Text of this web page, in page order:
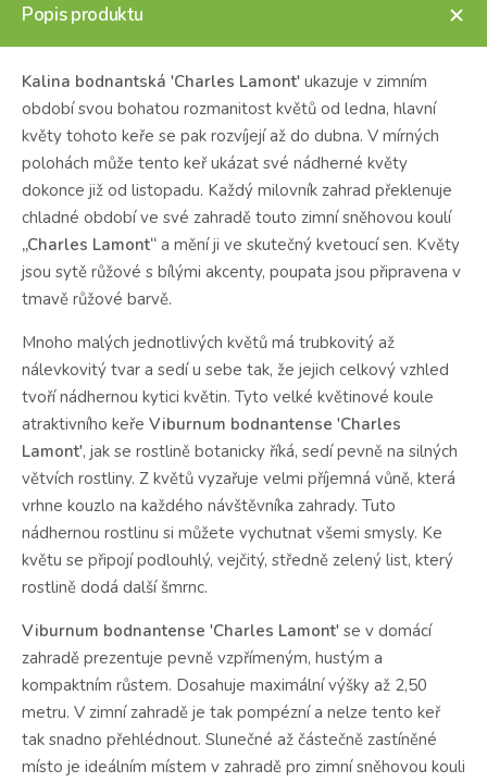
Popis produktu
Kalina bodnantská 'Charles Lamont' ukazuje v zimním
období svou bohatou rozmanitost květů od ledna, hlavní
květy tohoto keře se pak rozvíjejí až do dubna. V mírných
polohách může tento keř ukázat své nádherné květy
dokonce již od listopadu. Každý milovník zahrad překlenuje
chladné období ve své zahradě touto zimní sněhovou koulí
„Charles Lamont“ a mění ji ve skutečný kvetoucí sen. Květy
jsou sytě růžové s bílými akcenty, poupata jsou připravena v
tmavě růžové barvě.
Mnoho malých jednotlivých květů má trubkovitý až
nálevkovitý tvar a sedí u sebe tak, že jejich celkový vzhled
tvoří nádhernou kytici květin. Tyto velké květinové koule
atraktivního keře Viburnum bodnantense 'Charles
Lamont', jak se rostlině botanicky říká, sedí pevně na silných
větvích rostliny. Z květů vyzařuje velmi příjemná vůně, která
vrhne kouzlo na každého návštěvníka zahrady. Tuto
nádhernou rostlinu si můžete vychutnat všemi smysly. Ke
květu se připojí podlouhlý, vejčitý, středně zelený list, který
rostlině dodá další šmrnc.
Viburnum bodnantense 'Charles Lamont' se v domácí
zahradě prezentuje pevně vzpřímeným, hustým a
kompaktním růstem. Dosahuje maximální výšky až 2,50
metru. V zimní zahradě je tak pompézní a nelze tento keř
tak snadno přehlédnout. Slunečné až částečně zastíněné
místo je ideálním místem v zahradě pro zimní sněhovou kouli